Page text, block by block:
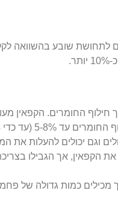
לתחושת שובע בהשוואה
חילוף החומרים. הקפאין
הקפאין, אך הגבילו
כמות גדולה של